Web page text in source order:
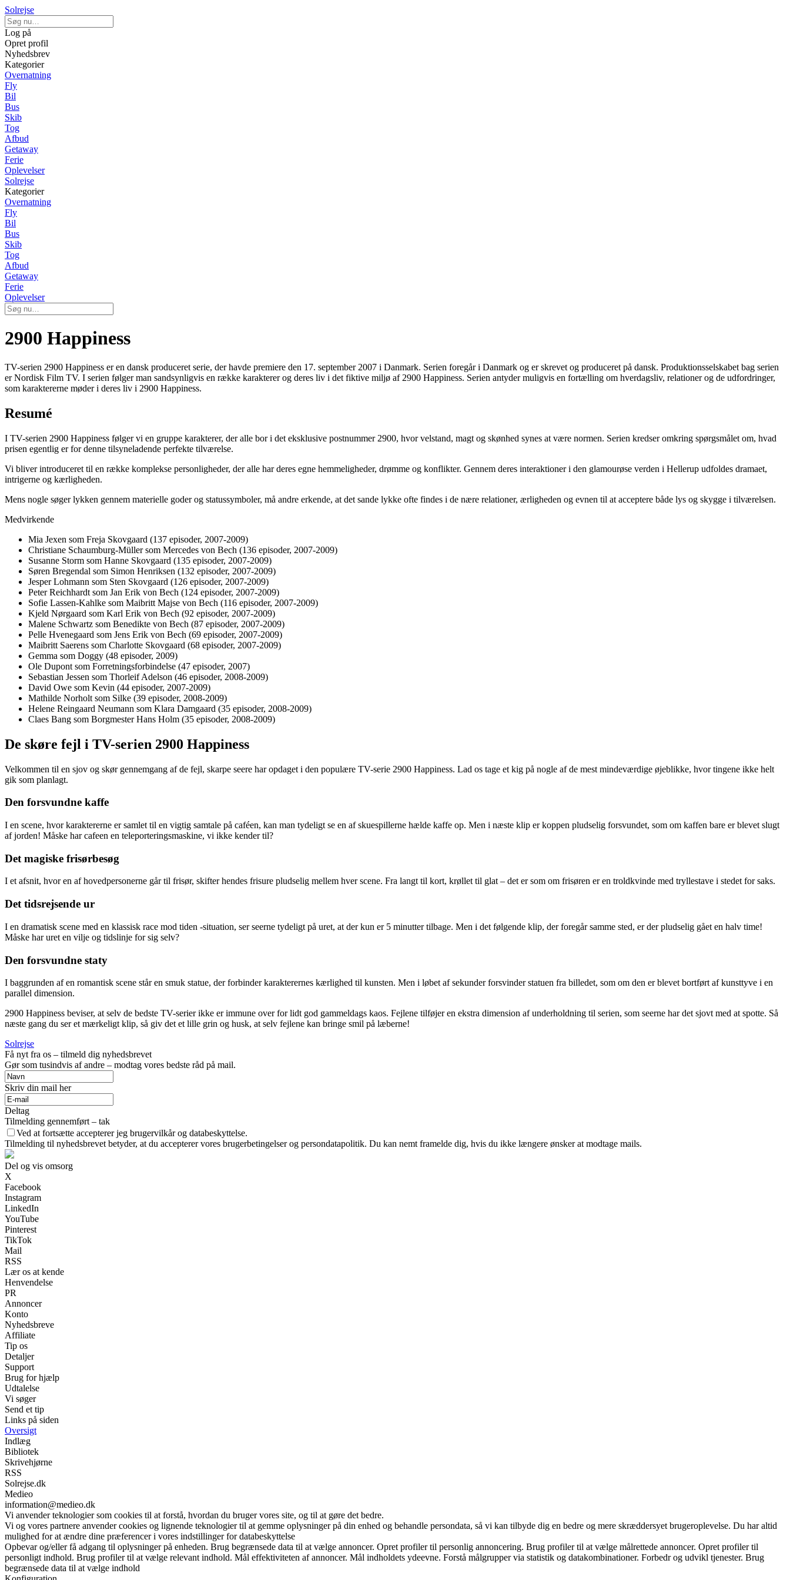
Solrejse
Log på
Opret profil
Nyhedsbrev
Kategorier
Overnatning
Fly
Bil
Bus
Skib
Tog
Afbud
Getaway
Ferie
Oplevelser
Solrejse
Kategorier
Overnatning
Fly
Bil
Bus
Skib
Tog
Afbud
Getaway
Ferie
Oplevelser
2900 Happiness
TV-serien 2900 Happiness er en dansk produceret serie, der havde premiere den 17. september 2007 i Danmark. Serien foregår i Danmark og er skrevet og produceret på dansk. Produktionsselskabet bag serien
er Nordisk Film TV. I serien følger man sandsynligvis en række karakterer og deres liv i det fiktive miljø af 2900 Happiness. Serien antyder muligvis en fortælling om hverdagsliv, relationer og de udfordringer,
som karaktererne møder i deres liv i 2900 Happiness.
Resumé
I TV-serien 2900 Happiness følger vi en gruppe karakterer, der alle bor i det eksklusive postnummer 2900, hvor velstand, magt og skønhed synes at være normen. Serien kredser omkring spørgsmålet om, hvad
prisen egentlig er for denne tilsyneladende perfekte tilværelse.
Vi bliver introduceret til en række komplekse personligheder, der alle har deres egne hemmeligheder, drømme og konflikter. Gennem deres interaktioner i den glamourøse verden i Hellerup udfoldes dramaet,
intrigerne og kærligheden.
Mens nogle søger lykken gennem materielle goder og statussymboler, må andre erkende, at det sande lykke ofte findes i de nære relationer, ærligheden og evnen til at acceptere både lys og skygge i tilværelsen.
Medvirkende
Mia Jexen som Freja Skovgaard (137 episoder, 2007-2009)
Christiane Schaumburg-Müller som Mercedes von Bech (136 episoder, 2007-2009)
Susanne Storm som Hanne Skovgaard (135 episoder, 2007-2009)
Søren Bregendal som Simon Henriksen (132 episoder, 2007-2009)
Jesper Lohmann som Sten Skovgaard (126 episoder, 2007-2009)
Peter Reichhardt som Jan Erik von Bech (124 episoder, 2007-2009)
Sofie Lassen-Kahlke som Maibritt Majse von Bech (116 episoder, 2007-2009)
Kjeld Nørgaard som Karl Erik von Bech (92 episoder, 2007-2009)
Malene Schwartz som Benedikte von Bech (87 episoder, 2007-2009)
Pelle Hvenegaard som Jens Erik von Bech (69 episoder, 2007-2009)
Maibritt Saerens som Charlotte Skovgaard (68 episoder, 2007-2009)
Gemma som Doggy (48 episoder, 2009)
Ole Dupont som Forretningsforbindelse (47 episoder, 2007)
Sebastian Jessen som Thorleif Adelson (46 episoder, 2008-2009)
David Owe som Kevin (44 episoder, 2007-2009)
Mathilde Norholt som Silke (39 episoder, 2008-2009)
Helene Reingaard Neumann som Klara Damgaard (35 episoder, 2008-2009)
Claes Bang som Borgmester Hans Holm (35 episoder, 2008-2009)
De skøre fejl i TV-serien 2900 Happiness
Velkommen til en sjov og skør gennemgang af de fejl, skarpe seere har opdaget i den populære TV-serie 2900 Happiness. Lad os tage et kig på nogle af de mest mindeværdige øjeblikke, hvor tingene ikke helt
gik som planlagt.
Den forsvundne kaffe
I en scene, hvor karaktererne er samlet til en vigtig samtale på caféen, kan man tydeligt se en af skuespillerne hælde kaffe op. Men i næste klip er koppen pludselig forsvundet, som om kaffen bare er blevet slugt
af jorden! Måske har cafeen en teleporteringsmaskine, vi ikke kender til?
Det magiske frisørbesøg
I et afsnit, hvor en af hovedpersonerne går til frisør, skifter hendes frisure pludselig mellem hver scene. Fra langt til kort, krøllet til glat – det er som om frisøren er en troldkvinde med tryllestave i stedet for saks.
Det tidsrejsende ur
I en dramatisk scene med en klassisk race mod tiden -situation, ser seerne tydeligt på uret, at der kun er 5 minutter tilbage. Men i det følgende klip, der foregår samme sted, er der pludselig gået en halv time!
Måske har uret en vilje og tidslinje for sig selv?
Den forsvundne staty
I baggrunden af en romantisk scene står en smuk statue, der forbinder karakterernes kærlighed til kunsten. Men i løbet af sekunder forsvinder statuen fra billedet, som om den er blevet bortført af kunsttyve i en
parallel dimension.
2900 Happiness beviser, at selv de bedste TV-serier ikke er immune over for lidt god gammeldags kaos. Fejlene tilføjer en ekstra dimension af underholdning til serien, som seerne har det sjovt med at spotte. Så
næste gang du ser et mærkeligt klip, så giv det et lille grin og husk, at selv fejlene kan bringe smil på læberne!
Solrejse
Få nyt fra os – tilmeld dig nyhedsbrevet
Gør som tusindvis af andre – modtag vores bedste råd på mail.
Skriv din mail her
Deltag
Tilmelding gennemført – tak
Ved at fortsætte accepterer jeg brugervilkår og databeskyttelse.
Tilmelding til nyhedsbrevet betyder, at du accepterer vores brugerbetingelser og persondatapolitik. Du kan nemt framelde dig, hvis du ikke længere ønsker at modtage mails.
Del og vis omsorg
X
Facebook
Instagram
LinkedIn
YouTube
Pinterest
TikTok
Mail
RSS
Lær os at kende
Henvendelse
PR
Annoncer
Konto
Nyhedsbreve
Affiliate
Tip os
Detaljer
Support
Brug for hjælp
Udtalelse
Vi søger
Send et tip
Links på siden
Oversigt
Indlæg
Bibliotek
Skrivehjørne
RSS
Solrejse.dk
Medieo
information@medieo.dk
Vi anvender teknologier som cookies til at forstå, hvordan du bruger vores site, og til at gøre det bedre.
Vi og vores partnere anvender cookies og lignende teknologier til at gemme oplysninger på din enhed og behandle persondata, så vi kan tilbyde dig en bedre og mere skræddersyet brugeroplevelse. Du har altid
mulighed for at ændre dine præferencer i vores indstillinger for databeskyttelse
Opbevar og/eller få adgang til oplysninger på enheden. Brug begrænsede data til at vælge annoncer. Opret profiler til personlig annoncering. Brug profiler til at vælge målrettede annoncer. Opret profiler til
personligt indhold. Brug profiler til at vælge relevant indhold. Mål effektiviteten af annoncer. Mål indholdets ydeevne. Forstå målgrupper via statistik og datakombinationer. Forbedr og udvikl tjenester. Brug
begrænsede data til at vælge indhold